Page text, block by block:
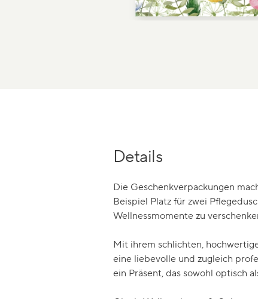
Details
Die Geschenkverpackungen
Beispiel Platz für zwei
Wellnessmomente zu
Mit ihrem schlichten,
eine liebevolle und zugleich
ein Präsent, das sowohl optisch